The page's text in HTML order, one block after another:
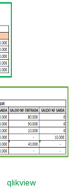
qlikview